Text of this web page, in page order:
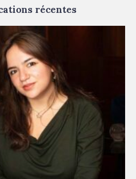
récentes